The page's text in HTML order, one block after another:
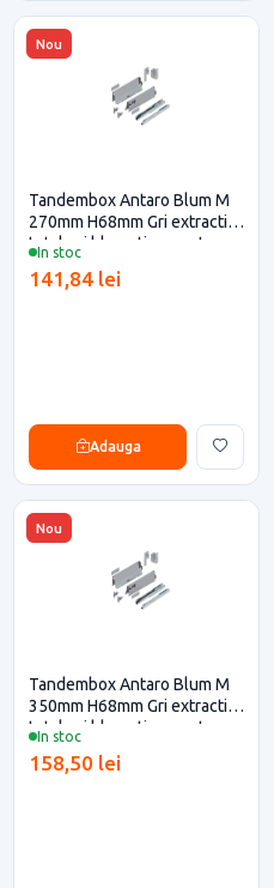
Nou
In stoc
Tandembox Antaro Blum M
270mm H68mm Gri extractie
totala si blumotion pentru
141,84 lei
Adauga
Nou
In stoc
Tandembox Antaro Blum M
350mm H68mm Gri extractie
totala si blumotion pentru
158,50 lei